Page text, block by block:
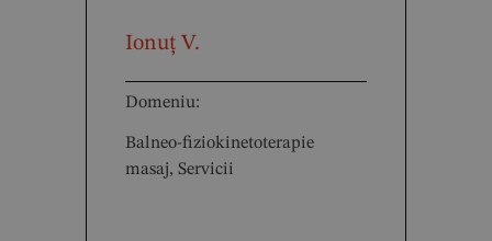
Ionuț V.
Domeniu:
Balneo-fiziokinetoterapie
masaj, Servicii